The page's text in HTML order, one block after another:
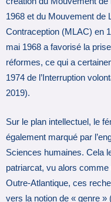
1968 et du Mouvement de
Contraception (MLAC) en
mai 1968 a favorisé la
réformes, ce qui a
1974 de l’Interruption
2019).
Sur le plan intellectuel, le
également marqué par
Sciences humaines. Cela
patriarcat, vu alors
Outre-Atlantique, ces
vers la notion de « genre »